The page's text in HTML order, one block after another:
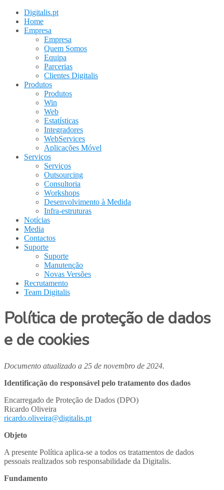
Digitalis.pt
Home
Empresa
Empresa
Quem Somos
Equipa
Parcerias
Clientes Digitalis
Produtos
Produtos
Win
Web
Estatísticas
Integradores
WebServices
Aplicações Móvel
Serviços
Serviços
Outsourcing
Consultoria
Workshops
Desenvolvimento à Medida
Infra-estruturas
Notícias
Media
Contactos
Suporte
Suporte
Manutenção
Novas Versões
Recrutamento
Team Digitalis
Política de proteção de dados
e de cookies
Documento atualizado a 25 de novembro de 2024.
Identificação do responsável pelo tratamento dos dados
Encarregado de Proteção de Dados (DPO)
Ricardo Oliveira
ricardo.oliveira@digitalis.pt
Objeto
A presente Política aplica-se a todos os tratamentos de dados
pessoais realizados sob responsabilidade da Digitalis.
Fundamento